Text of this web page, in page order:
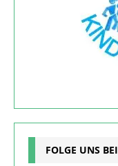
FOLGE UNS BEI